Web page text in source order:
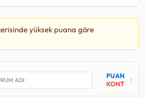
puan ile Şehitkamil Belediye
kurumuna, en yüksek
Idaresi Genel
yerleştirmede Şehitkamil
yüksek puana göre
↕
PUAN
KONT